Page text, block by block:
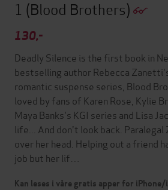
1 (Blood Brothers)
130,-
Deadly Silence is the first book in
bestselling author Rebecca
romantic suspense series, Blood
loved by fans of Karen Rose, Kylie
Maya Banks's KGI series and Lisa
life... And don't look back. Paralegal
over her head. Helping out a friend
job but her lif…
Kan leses i våre gratis apper for